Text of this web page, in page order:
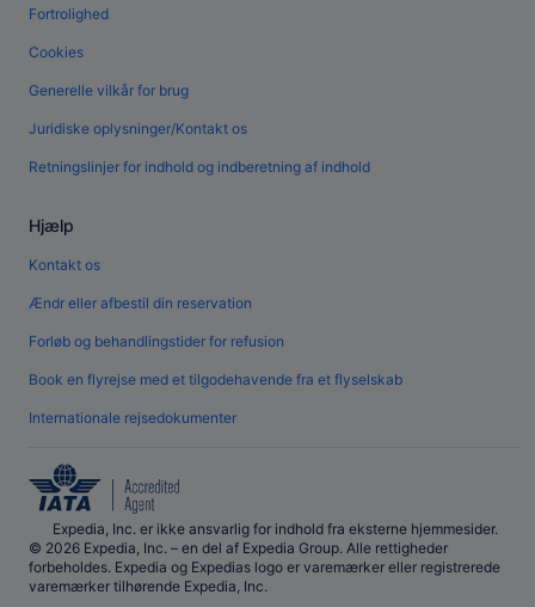
Fortrolighed
Cookies
Generelle vilkår for brug
Juridiske oplysninger/Kontakt os
Retningslinjer for indhold og indberetning af indhold
Hjælp
Kontakt os
Ændr eller afbestil din reservation
Forløb og behandlingstider for refusion
Book en flyrejse med et tilgodehavende fra et flyselskab
Internationale rejsedokumenter
Expedia, Inc. er ikke ansvarlig for indhold fra eksterne hjemmesider.
© 2026 Expedia, Inc. – en del af Expedia Group. Alle rettigheder
forbeholdes. Expedia og Expedias logo er varemærker eller registrerede
varemærker tilhørende Expedia, Inc.